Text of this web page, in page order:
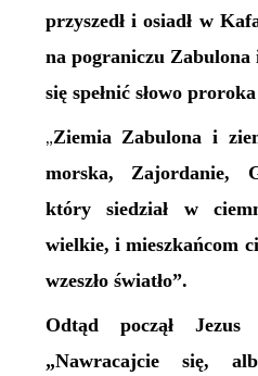
przyszedł i osiadł w
na pograniczu Zabulona
się spełnić słowo
„Ziemia Zabulona i
morska, Zajordanie,
który siedział w
wielkie, i mieszkańcom
wzeszło światło”.
Odtąd począł
„Nawracajcie się,